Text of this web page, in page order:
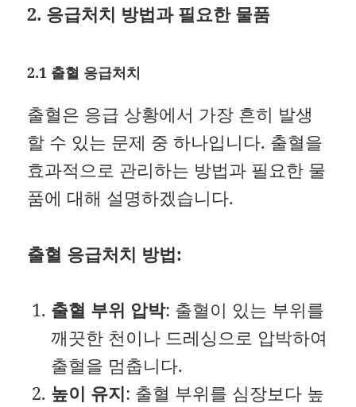
2. 응급처치 방법과 필요한 물품
2.1 출혈 응급처치
출혈은 응급 상황에서 가장 흔히 발생
할 수 있는 문제 중 하나입니다. 출혈을
효과적으로 관리하는 방법과 필요한 물
품에 대해 설명하겠습니다.
출혈 응급처치 방법:
출혈 부위 압박: 출혈이 있는 부위를
깨끗한 천이나 드레싱으로 압박하여
출혈을 멈춥니다.
높이 유지: 출혈 부위를 심장보다 높